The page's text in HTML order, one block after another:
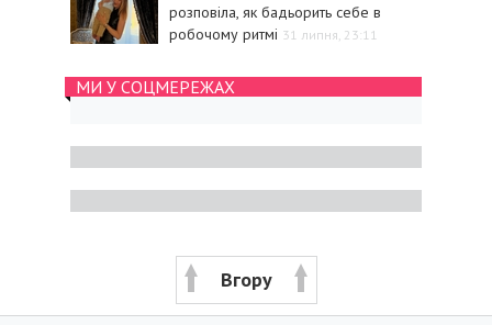
розповіла, як бадьорить себе в
робочому ритмі 31 липня, 23:11
МИ У СОЦМЕРЕЖАХ
Вгору